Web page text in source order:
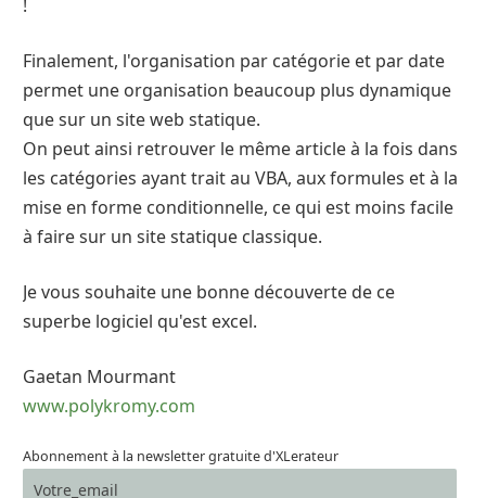
!
Finalement, l'organisation par catégorie et par date
permet une organisation beaucoup plus dynamique
que sur un site web statique.
On peut ainsi retrouver le même article à la fois dans
les catégories ayant trait au VBA, aux formules et à la
mise en forme conditionnelle, ce qui est moins facile
à faire sur un site statique classique.
Je vous souhaite une bonne découverte de ce
superbe logiciel qu'est excel.
Gaetan Mourmant
www.polykromy.com
Abonnement à la newsletter gratuite d'XLerateur